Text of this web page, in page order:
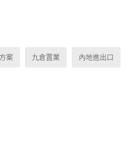
案 九倉置業 內地進出口